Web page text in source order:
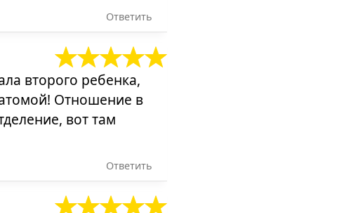
Ответить
второго ребенка,
Отношение в
вот там
Ответить